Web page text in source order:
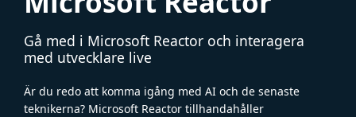
Gå med i Microsoft Reactor och interagera
med utvecklare live
Är du redo att komma igång med AI och de senaste
teknikerna? Microsoft Reactor tillhandahåller